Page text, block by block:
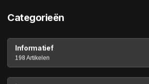
Categorieën
Informatief
198 Artikelen